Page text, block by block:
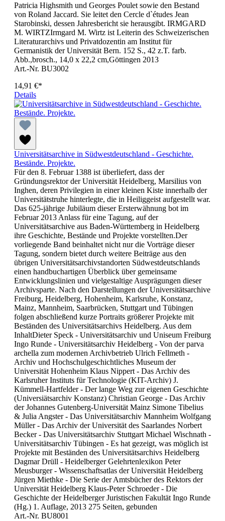
Patricia Highsmith und Georges Poulet sowie den Bestand
von Roland Jaccard. Sie leitet den Cercle d`études Jean
Starobinski, dessen Jahresbericht sie herausgibt. IRMGARD
M. WIRTZIrmgard M. Wirtz ist Leiterin des Schweizerischen
Literaturarchivs und Privatdozentin am Institut für
Germanistik der Universität Bern. 152 S., 42 z.T. farb.
Abb.,brosch., 14,0 x 22,2 cm,Göttingen 2013
Art.-Nr. BU3002
14,91 €*
Details
Universitätsarchive in Südwestdeutschland - Geschichte.
Bestände. Projekte.
Für den 8. Februar 1388 ist überliefert, dass der
Gründungsrektor der Universität Heidelberg, Marsilius von
Inghen, deren Privilegien in einer kleinen Kiste innerhalb der
Universitätstruhe hinterlegte, die in Heiliggeist aufgestellt war.
Das 625-jährige Jubiläum dieser Ersterwähnung bot im
Februar 2013 Anlass für eine Tagung, auf der
Universitätsarchive aus Baden-Württemberg in Heidelberg
ihre Geschichte, Bestände und Projekte vorstellten.Der
vorliegende Band beinhaltet nicht nur die Vorträge dieser
Tagung, sondern bietet durch weitere Beiträge aus den
übrigen Universitätsarchivstandorten Südwestdeutschlands
einen handbuchartigen Überblick über gemeinsame
Entwicklungslinien und vielgestaltige Ausprägungen dieser
Archivsparte. Nach den Darstellungen der Universitätsarchive
Freiburg, Heidelberg, Hohenheim, Karlsruhe, Konstanz,
Mainz, Mannheim, Saarbrücken, Stuttgart und Tübingen
folgen abschließend kurze Portraits größerer Projekte mit
Beständen des Universitätsarchivs Heidelberg. Aus dem
InhaltDieter Speck - Universitätsarchiv und Uniseum Freiburg
Ingo Runde - Universitätsarchiv Heidelberg - Von der parva
archella zum modernen Archivbetrieb Ulrich Fellmeth -
Archiv und Hochschulgeschichtliches Museum der
Universität Hohenheim Klaus Nippert - Das Archiv des
Karlsruher Instituts für Technologie (KIT-Archiv) J.
Kümmell-Hartfelder - Der lange Weg zur eigenen Geschichte
(Universiätsarchiv Konstanz) Christian George - Das Archiv
der Johannes Gutenberg-Universität Mainz Simone Tibelius
& Julia Angster - Das Universitätsarchiv Mannheim Wolfgang
Müller - Das Archiv der Universität des Saarlandes Norbert
Becker - Das Universitätsarchiv Stuttgart Michael Wischnath -
Universitätsarchiv Tübingen - Es hat gezeigt, was möglich ist
Projekte mit Beständen des Universitätsarchivs Heidelberg
Dagmar Drüll - Heidelberger Gelehrtenlexikon Peter
Meusburger - Wissenschaftsatlas der Universität Heidelberg
Jürgen Miethke - Die Serie der Amtsbücher des Rektors der
Universität Heidelberg Klaus-Peter Schroeder - Die
Geschichte der Heidelberger Juristischen Fakultät Ingo Runde
(Hg.) 1. Auflage, 2013 275 Seiten, gebunden
Art.-Nr. BU8001